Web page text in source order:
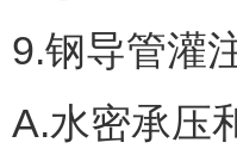
9.钢导管灌
A.水密承压